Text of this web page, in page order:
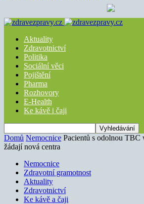
Aktuality
Zdravotnictví
Politika
Sociální věci
Pojištění
Pharma
Rozhovory
E-Health
Ke kávě i čaji
Domů Nemocnice Pacientů s odolnou
žádají nová centra
Nemocnice
Zdravotní gramotnost
Aktuality
Zdravotnictví
Ke kávě a čaji